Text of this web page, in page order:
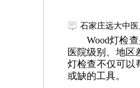
石家庄远大中
Wood灯检查
医院级别、地区
灯检查不仅可以
或缺的工具。